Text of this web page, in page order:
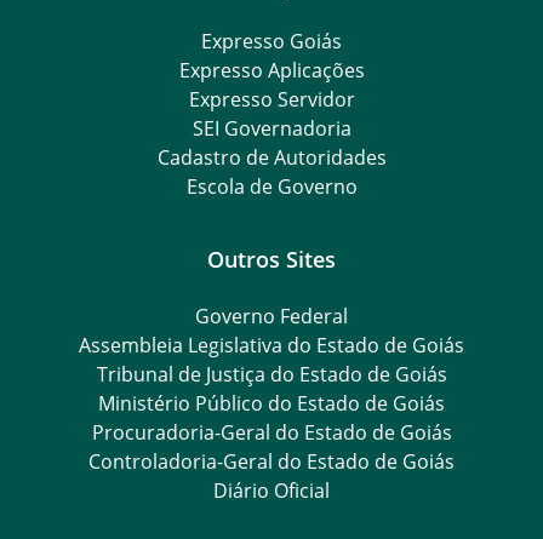
Expresso Goiás
Expresso Aplicações
Expresso Servidor
SEI Governadoria
Cadastro de Autoridades
Escola de Governo
Outros Sites
Governo Federal
Assembleia Legislativa do Estado de Goiás
Tribunal de Justiça do Estado de Goiás
Ministério Público do Estado de Goiás
Procuradoria-Geral do Estado de Goiás
Controladoria-Geral do Estado de Goiás
Diário Oficial